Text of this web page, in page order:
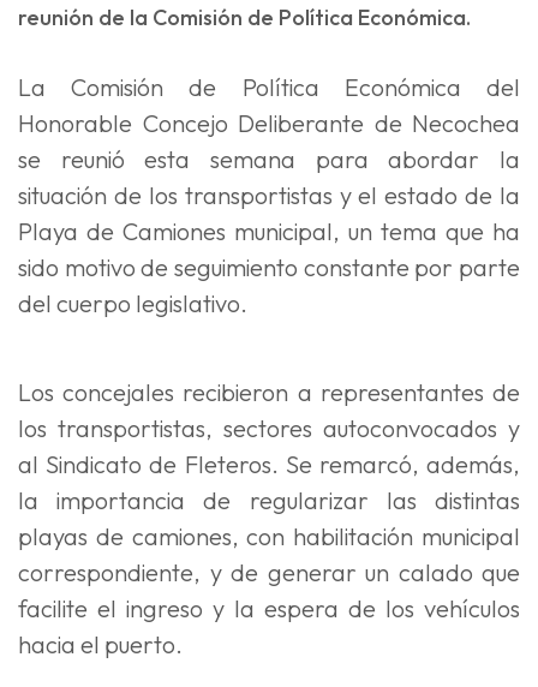
reunión de la Comisión de Política Económica.
La Comisión de Política Económica del
Honorable Concejo Deliberante de Necochea
se reunió esta semana para abordar la
situación de los transportistas y el estado de la
Playa de Camiones municipal, un tema que ha
sido motivo de seguimiento constante por parte
del cuerpo legislativo.
Los concejales recibieron a representantes de
los transportistas, sectores autoconvocados y
al Sindicato de Fleteros. Se remarcó, además,
la importancia de regularizar las distintas
playas de camiones, con habilitación municipal
correspondiente, y de generar un calado que
facilite el ingreso y la espera de los vehículos
hacia el puerto.